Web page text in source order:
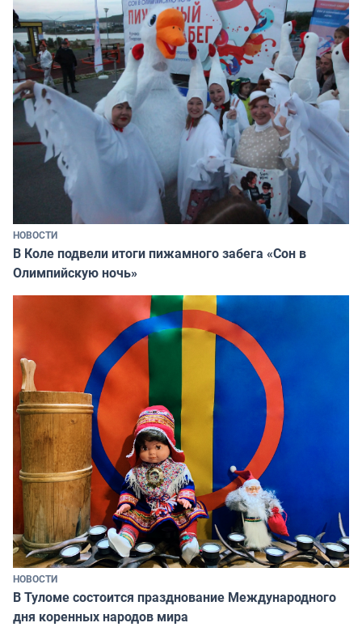
НОВОСТИ
В Коле подвели итоги пижамного забега «Сон в
Олимпийскую ночь»
НОВОСТИ
В Туломе состоится празднование Международного
дня коренных народов мира